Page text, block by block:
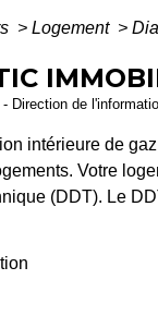
> Logement >
Direction de
intérieure de
Votre
(DDT). Le